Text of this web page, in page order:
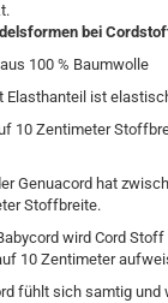
bei
100 % Baumwolle
Elasthanteil ist
10 Zentimeter
Genuacord hat
Stoffbreite.
wird Cord
10 Zentimeter
fühlt sich samtig und